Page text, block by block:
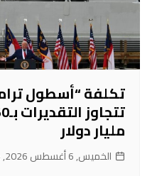
تكلفة “أسطول
مليار دولار
الخميس, 6 أغسطس 2026, 4:54